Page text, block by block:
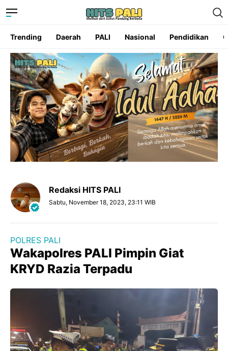
Trending Daerah PALI Nasional Pendidikan
Redaksi HITS PALI
Sabtu, November 18, 2023, 23:11 WIB
POLRES PALI
Wakapolres PALI Pimpin Giat
KRYD Razia Terpadu